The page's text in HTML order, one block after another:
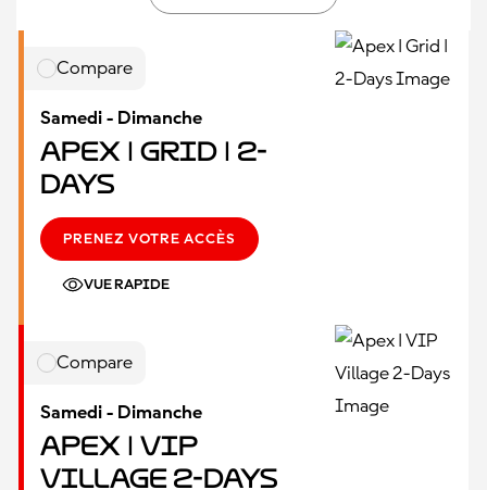
Compare
Samedi - Dimanche
Apex | Grid | 2-
Days
PRENEZ VOTRE ACCÈS
VUE RAPIDE
Compare
Samedi - Dimanche
Apex | VIP
Village 2-Days